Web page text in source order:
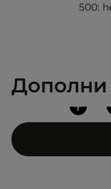
500:
Дополни
+